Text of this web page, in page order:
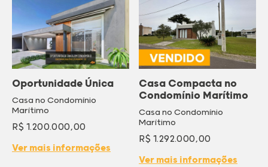
Oportunidade Única
Casa no Condomínio
Marítimo
R$ 1.200.000,00
Ver mais informações
Casa Compacta no
Condomínio Marítimo
Casa no Condomínio
Marítimo
R$ 1.292.000,00
Ver mais informações